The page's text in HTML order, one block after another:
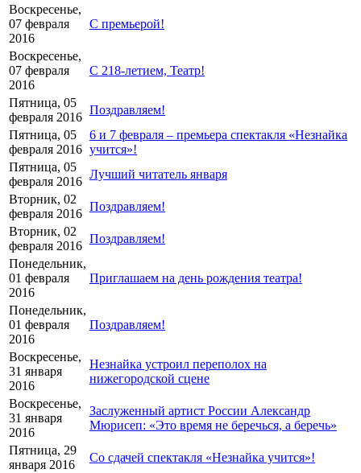
Воскресенье,
07 февраля
2016
С премьерой!
Воскресенье,
07 февраля
2016
С 218-летием, Театр!
Пятница, 05
февраля 2016
Поздравляем!
Пятница, 05
февраля 2016
6 и 7 февраля – премьера спектакля «Незнайка
учится»!
Пятница, 05
февраля 2016
Лучший читатель января
Вторник, 02
февраля 2016
Поздравляем!
Вторник, 02
февраля 2016
Поздравляем!
Понедельник,
01 февраля
2016
Приглашаем на день рождения театра!
Понедельник,
01 февраля
2016
Поздравляем!
Воскресенье,
31 января
2016
Незнайка устроил переполох на
нижегородской сцене
Воскресенье,
31 января
2016
Заслуженный артист России Александр
Мюрисеп: «Это время не беречься, а беречь»
Пятница, 29
января 2016
Со сдачей спектакля «Незнайка учится»!